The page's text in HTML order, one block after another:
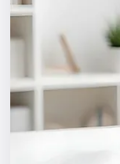
Спорт
События
Города